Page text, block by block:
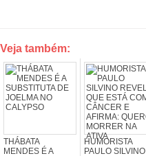
Veja também:
THÁBATA
MENDES É A
HUMORISTA
PAULO SILVINO